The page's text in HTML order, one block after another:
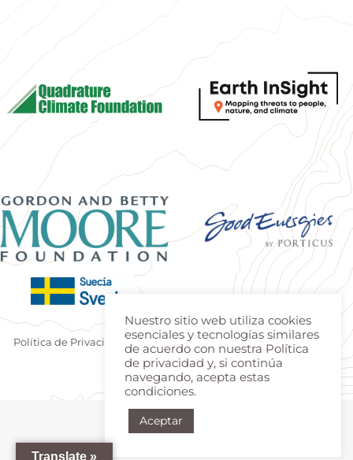
Política de Privacidad |Terminos de uso| Produzido porEstúdio
Teca|Login
Nuestro sitio web utiliza cookies
esenciales y tecnologías similares
de acuerdo con nuestra Política
de privacidad y, si continúa
navegando, acepta estas
condiciones.
Aceptar
Translate »